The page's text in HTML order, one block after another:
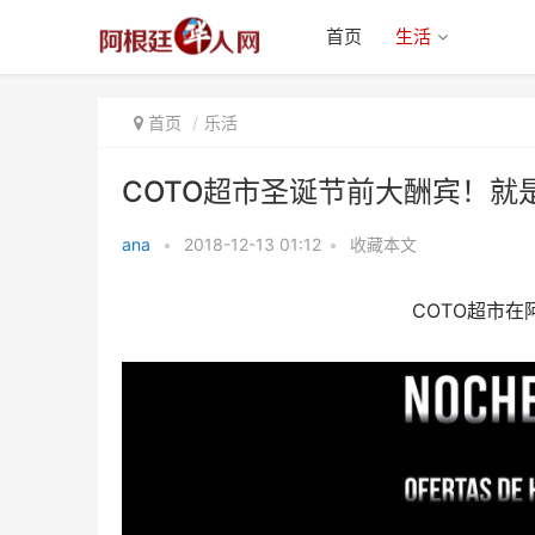
首页 生活
首页 乐活
COTO超市圣诞节前大酬宾！就
ana • 2018-12-13 01:12 • 收藏本文
COTO超市在